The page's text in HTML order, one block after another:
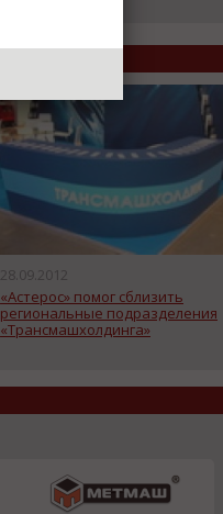
28.09.2012
«Астерос» помог сблизить
региональные подразделения
«Трансмашхолдинга»